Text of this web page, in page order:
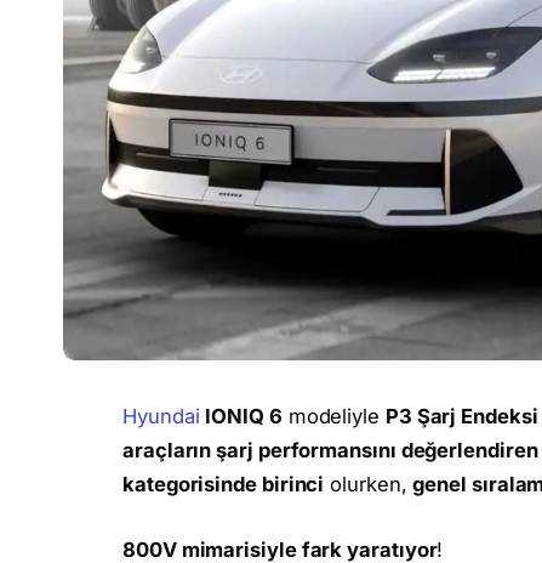
Hyundai IONIQ 6 modeliyle P3 Şarj
araçların şarj performansını değerlendiren
kategorisinde birinci olurken,genel
800V mimarisiyle fark yaratıyor!